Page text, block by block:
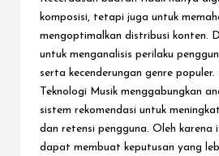
komposisi, tetapi juga untuk
mengoptimalkan distribusi konten.
untuk menganalisis perilaku
serta kecenderungan genre populer.
Teknologi Musik menggabungkan
sistem rekomendasi untuk
dan retensi pengguna. Oleh karena
dapat membuat keputusan yang